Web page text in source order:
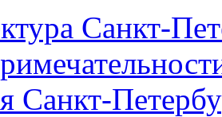
Санкт-
Санкт-